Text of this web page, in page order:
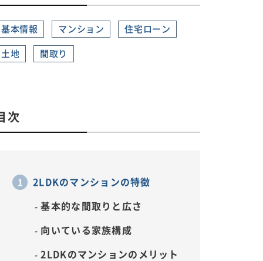
基本情報 マンション
住宅ローン
土地
間取り
次
2LDKのマンションの特徴
基本的な間取りと広さ
向いている家族構成
2LDKのマンションのメリット